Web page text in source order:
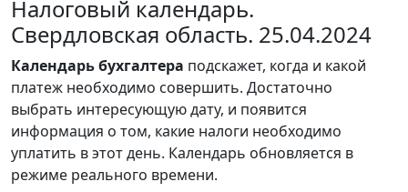
Налоговый календарь.
Свердловская область. 25.04.2024
Календарьбухгалтера подскажет, когда и какой
платеж необходимо совершить. Достаточно
выбрать интересующую дату, и появится
информация о том, какие налоги необходимо
уплатить в этот день. Календарь обновляется в
режиме реального времени.